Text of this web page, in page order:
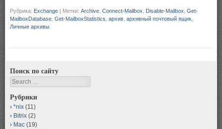
Рубрика: Exchange | Метки: Archive Connect-Mailbox Disable-Mailbox Get-
MailboxDatabase Get-MailboxStatistics архив архивный почтовый ящик
Личные архивы
Поиск по сайту
Search
Рубрики
*nix (11)
Bitrix (2)
Mac (19)